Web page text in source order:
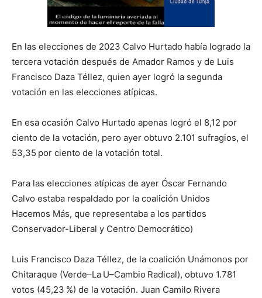
En las elecciones de 2023 Calvo Hurtado había logrado la
tercera votación después de Amador Ramos y de Luis
Francisco Daza Téllez, quien ayer logró la segunda
votación en las elecciones atípicas.
En esa ocasión Calvo Hurtado apenas logró el 8,12 por
ciento de la votación, pero ayer obtuvo 2.101 sufragios, el
53,35 por ciento de la votación total.
Para las elecciones atípicas de ayer Óscar Fernando
Calvo estaba respaldado por la coalición Unidos
Hacemos Más, que representaba a los partidos
Conservador-Liberal y Centro Democrático)
Luis Francisco Daza Téllez, de la coalición Unámonos por
Chitaraque (Verde–La U–Cambio Radical), obtuvo 1.781
votos (45,23 %) de la votación. Juan Camilo Rivera